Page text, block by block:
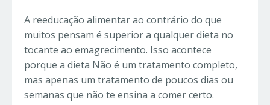
A reeducação alimentar ao contrário do que
muitos pensam é superior a qualquer dieta no
tocante ao emagrecimento. Isso acontece
porque a dieta Não é um tratamento completo,
mas apenas um tratamento de poucos dias ou
semanas que não te ensina a comer certo.